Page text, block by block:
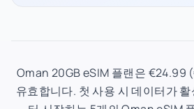
Oman 20GB eSIM 플랜은 €24.99
유효합니다. 첫 사용 시 데이터가